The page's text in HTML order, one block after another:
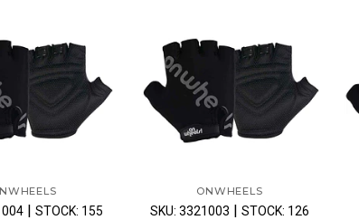
| STOCK: 155
ONWHEELS
SKU: 3321003 | STOCK: 126